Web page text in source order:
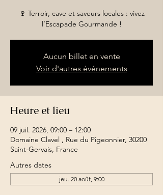
🍷 Terroir, cave et saveurs locales : vivez
l’Escapade Gourmande !
Aucun billet en vente
Voir d'autres événements
Heure et lieu
09 juil. 2026, 09:00 – 12:00
Domaine Clavel , Rue du Pigeonnier, 30200
Saint-Gervais, France
Autres dates
jeu. 20 août, 9:00